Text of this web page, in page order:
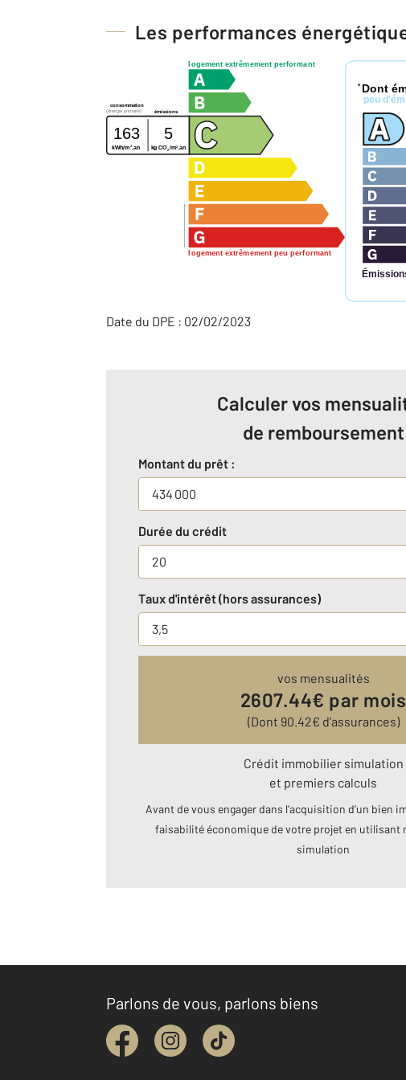
Les performances
logement extrêmement performant
logement extrêmement peu performant
consommation
émissions
(énergie primaire)
163 5
kWh/m 2 .an kg CO2/m2 .an
* Dont
peu
Date du DPE : 02/02/2023
Calculer vos
de remboursement
Montant du prêt :
Durée du crédit
Taux d'intérêt (hors assurances)
vos mensualités
2607.44€ par mois
(Dont 90.42€ d’assurances)
Crédit immobilier simulation
et premiers calculs
Avant de vous engager dans l’acquisition d’un bien
faisabilité économique de votre projet en utilisant
simulation
Parlons de vous, parlons biens